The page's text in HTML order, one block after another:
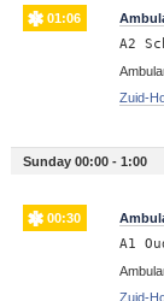
01:06
A2
Zuid-
Sunday 00:00 - 1:00
00:30
A1
Zuid-